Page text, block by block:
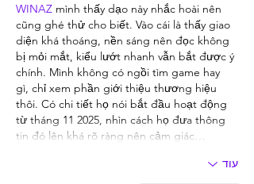
WINAZ mình thấy dạo này nhắc hoài nên
cũng ghé thử cho biết. Vào cái là thấy giao
diện khá thoáng, nền sáng nên đọc không
bị mỏi mắt, kiểu lướt nhanh vẫn bắt được ý
chính. Mình không có ngồi tìm game hay
gì, chỉ xem phần giới thiệu thương hiệu
thôi. Có chi tiết họ nói bắt đầu hoạt động
từ tháng 11 2025, nhìn cách họ đưa thông
tin đó lên khá rõ ràng nên cảm giác…
עוד